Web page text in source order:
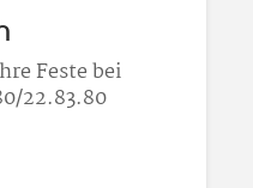
Feste bei
22.83.80